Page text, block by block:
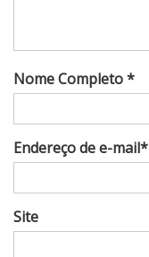
Nome Completo *
Endereço de e-mail*
Site